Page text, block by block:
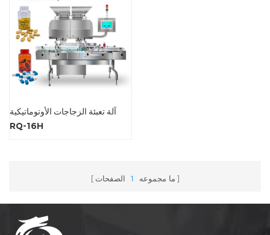
آلة تعبئة الزجاجات الأوتوماتيكية
RQ-16H
ما مجموعه 1 الصفحات